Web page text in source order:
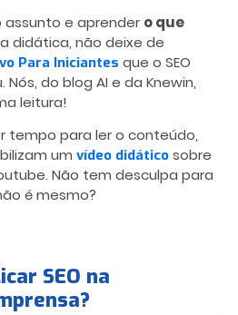
assunto e aprendero que
didática, não deixe de
Para Iniciantes que o SEO
do blog AI e da Knewin,
leitura!
tempo para ler o conteúdo,
um vídeo didático sobre
Não tem desculpa para
é mesmo?
SEO na